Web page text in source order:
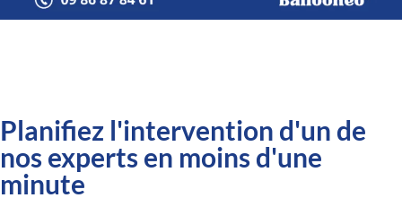
Planifiez l'intervention d'un de
nos experts en moins d'une
minute